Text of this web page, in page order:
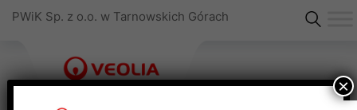
PWiK Sp. z o.o. w Tarnowskich Górach
×